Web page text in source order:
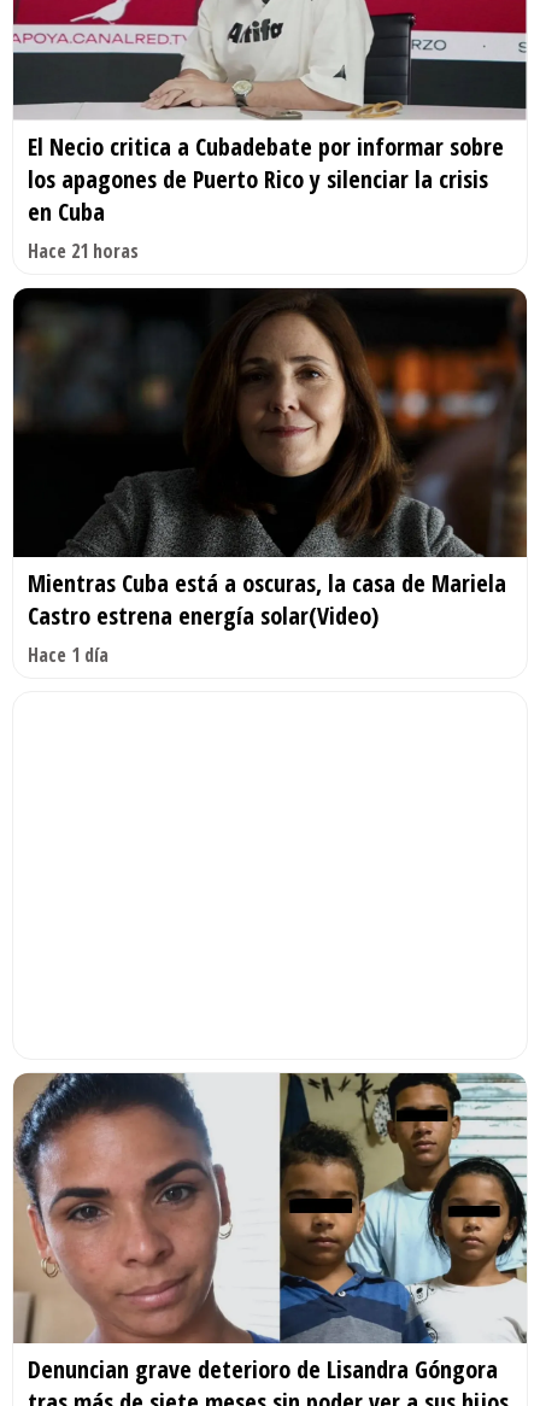
El Necio critica a Cubadebate por informar sobre
los apagones de Puerto Rico y silenciar la crisis
en Cuba
Hace 21 horas
Mientras Cuba está a oscuras, la casa de Mariela
Castro estrena energía solar(Video)
Hace 1 día
Denuncian grave deterioro de Lisandra Góngora